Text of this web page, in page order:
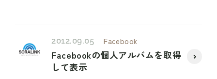
2012.09.05 Facebook
Facebookの個人アルバムを取得
して表示